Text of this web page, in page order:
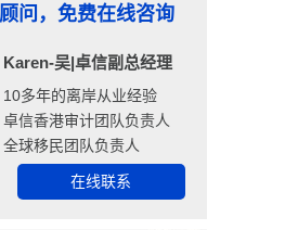
问，免费在线咨询
Karen-吴|卓信副总经理
10多年的离岸从业经验
卓信香港审计团队负责人
全球移民团队负责人
在线联系